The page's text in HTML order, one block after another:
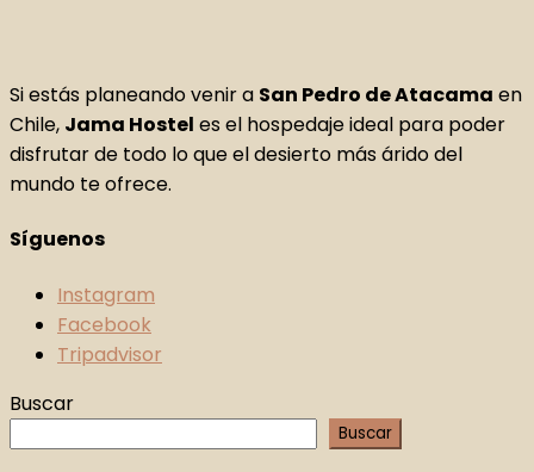
Si estás planeando venir a San Pedro de Atacama en
Chile, Jama Hostel es el hospedaje ideal para poder
disfrutar de todo lo que el desierto más árido del
mundo te ofrece.
Síguenos
Instagram
Facebook
Tripadvisor
Buscar
Buscar